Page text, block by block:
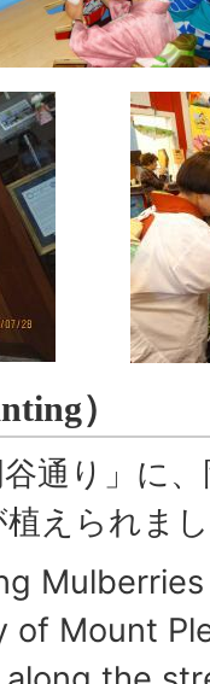
）
通り」に
えられま
of Mount